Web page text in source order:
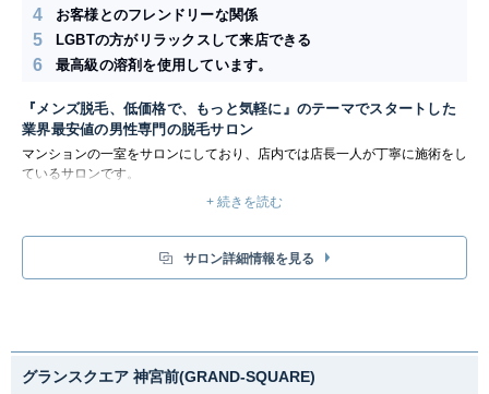
4 お客様とのフレンドリーな関係
5 LGBTの方がリラックスして来店できる
6 最高級の溶剤を使用しています。
『メンズ脱毛、低価格で、もっと気軽に』のテーマでスタートした
業界最安値の男性専門の脱毛サロン
マンションの一室をサロンにしており、店内では店長一人が丁寧に施術をし
ているサロンです。
毎回の経過を一緒に見ながら、ベストな施術を提案できるのも強みです。
+ 続きを読む
サロン詳細情報を見る
グランスクエア 神宮前(GRAND-SQUARE)